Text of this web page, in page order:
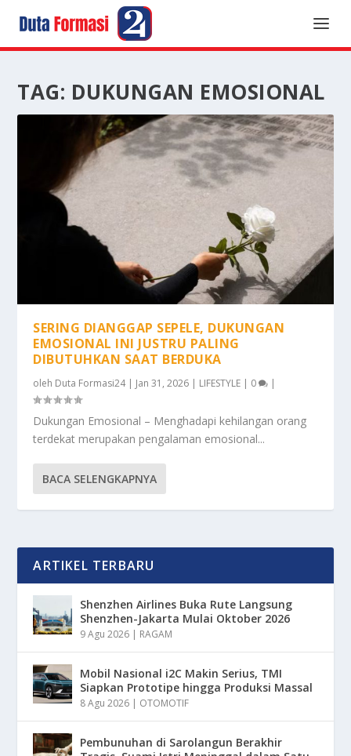
TAG: DUKUNGAN EMOSIONAL
SERING DIANGGAP SEPELE, DUKUNGAN
EMOSIONAL INI JUSTRU PALING
DIBUTUHKAN SAAT BERDUKA
oleh Duta Formasi24| Jan 31, 2026 | LIFESTYLE | 0 |
Dukungan Emosional – Menghadapi kehilangan orang
terdekat merupakan pengalaman emosional...
BACA SELENGKAPNYA
ARTIKEL TERBARU
Shenzhen Airlines Buka Rute Langsung
Shenzhen-Jakarta Mulai Oktober 2026
9 Agu 2026 | RAGAM
Mobil Nasional i2C Makin Serius, TMI
Siapkan Prototipe hingga Produksi Massal
8 Agu 2026 | OTOMOTIF
Pembunuhan di Sarolangun Berakhir